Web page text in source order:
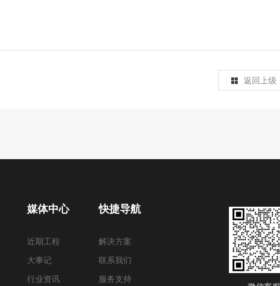
返回上级
媒体中心
近期工程
大事记
行业资讯
快捷导航
解决方案
联系我们
服务支持